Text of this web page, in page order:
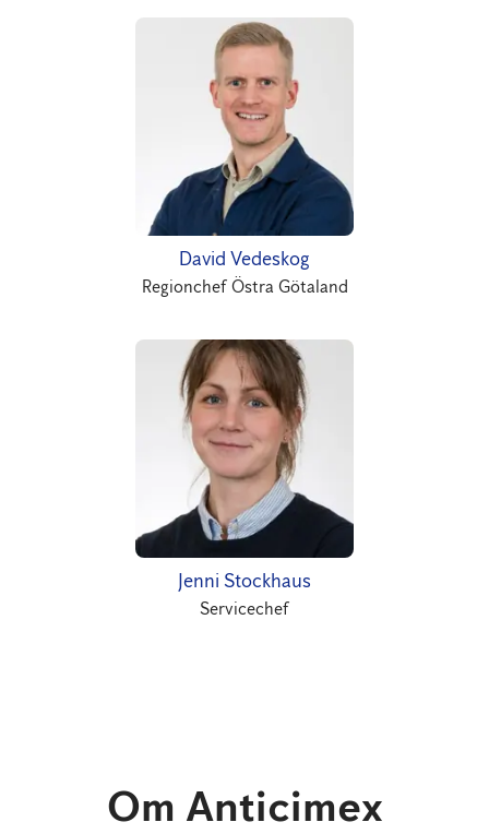
David Vedeskog
Regionchef Östra Götaland
Jenni Stockhaus
Servicechef
Om Anticimex